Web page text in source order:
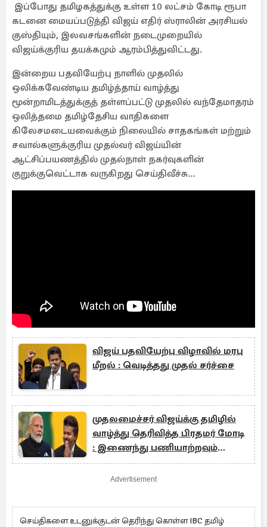
இப்போது தமிழகத்துக்கு உள்ள 10 லட்சம் கோடி ரூபா
கடனை மையப்படுத்தி விஜய் எதிர் ஸ்ராலின் அரசியல்
குஸ்தியும், இலவசங்களின் நடைமுறையில்
விஜய்க்குரிய தயக்கமும் ஆரம்பித்துவிட்டது.
இன்றைய பதவியேற்பு நாளில் முதலில்
ஒலிக்கவேண்டிய தமிழ்த்தாய் வாழ்த்து
மூன்றாமிடத்துக்குத் தள்ளப்பட்டு முதலில் வந்தேமாதரம்
ஒலித்தமை தமிழ்தேசிய வாதிகளை
கிலேசமடையவைக்கும் நிலையில் சாதகங்கள் மற்றும்
சவால்களுக்குரிய முதல்வர் விஜய்யின்
ஆட்சிப்பயணத்தில் முதல்நாள் நகர்வுகளின்
குறுக்குவெட்டாக வருகிறது செய்திவீச்சு…
விஜய் பதவியேற்பு விழாவில் மரபு
மீறல் : வெடித்தது முதல் சர்ச்சை
முதலமைச்சர் விஜய்க்கு தமிழில்
வாழ்த்து தெரிவித்த பிரதமர் மோடி
: இணைந்து பணியாற்றவும்
அழைப்பு
Advertisement
செய்திகளை உடனுக்குடன் தெரிந்து கொள்ள IBC தமிழ்